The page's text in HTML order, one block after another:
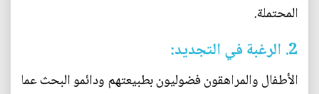
المحتملة.
2. الرغبة في التجديد:
الأطفال والمراهقون فضوليون بطبيعتهم ودائمو البحث عما